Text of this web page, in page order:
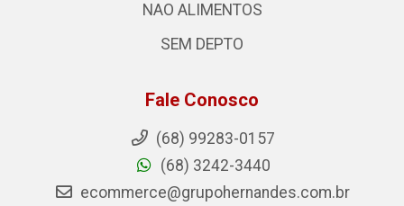
NAO ALIMENTOS
SEM DEPTO
Fale Conosco
(68) 99283-0157
(68) 3242-3440
ecommerce@grupohernandes.com.br